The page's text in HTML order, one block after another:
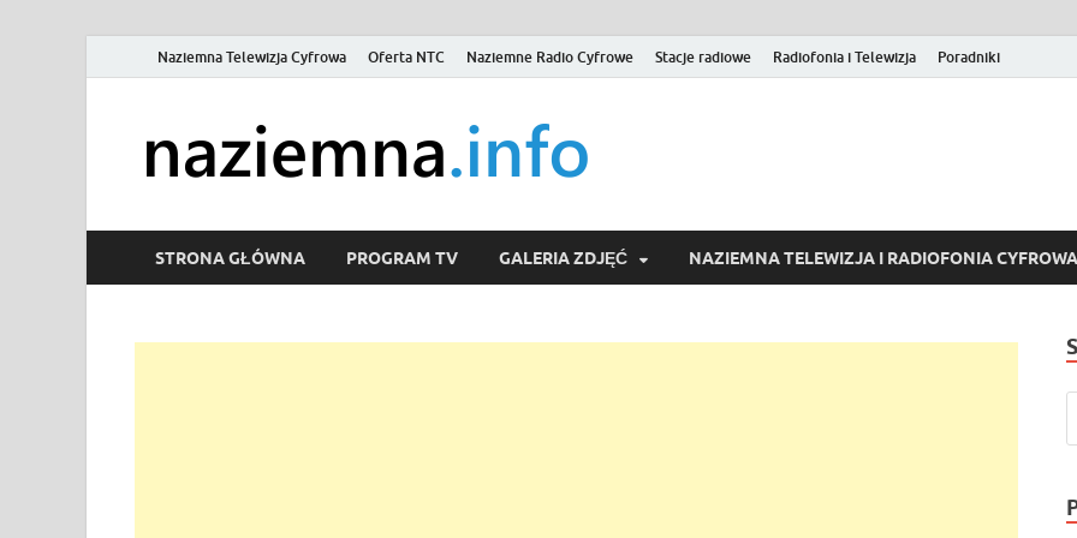
Naziemna Telewizja Cyfrowa Oferta NTC Naziemne Radio Cyfrowe Stacje radiowe Radiofonia i Telewizja Poradniki
Wideo online, VOD
STRONA GŁÓWNA PROGRAM TV GALERIA ZDJĘĆ NAZIEMNA TELEWIZJA I RADIOFONIA CYFROWA